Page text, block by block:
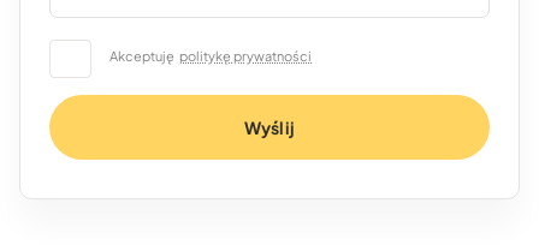
Akceptuję politykę prywatności
Wyślij